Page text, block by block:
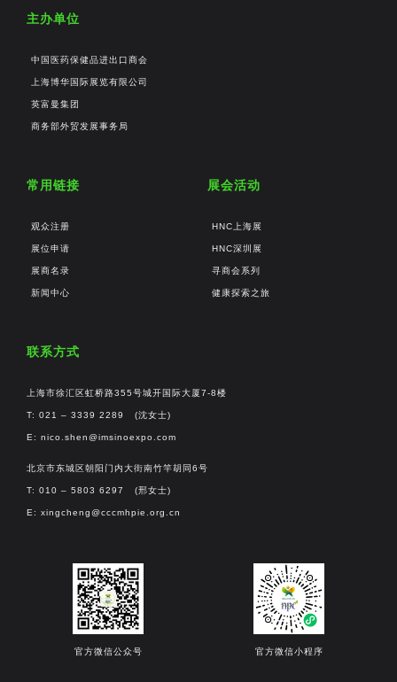
主办单位
中国医药保健品进出口商会
上海博华国际展览有限公司
英富曼集团
商务部外贸发展事务局
常用链接
观众注册
展位申请
展商名录
新闻中心
展会活动
HNC上海展
HNC深圳展
寻商会系列
健康探索之旅
联系方式
上海市徐汇区虹桥路355号城开国际大厦7-8楼
T: 021 – 3339 2289 (沈女士)
E: nico.shen@imsinoexpo.com
北京市东城区朝阳门内大街南竹竿胡同6号
T: 010 – 5803 6297 (邢女士)
E: xingcheng@cccmhpie.org.cn
官方微信公众号 官方微信小程序